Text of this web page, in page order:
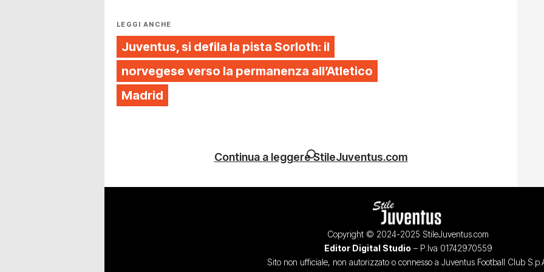
LEGGI ANCHE
Juventus, si defila la pista Sorloth: il
norvegese verso la permanenza all’Atletico
Madrid
Continua a leggere StileJuventus.com
Copyright © 2024-2025 StileJuventus.com
Editor Digital Studio – P.Iva 01742970559
Sito non ufficiale, non autorizzato o connesso a Juventus Football Club